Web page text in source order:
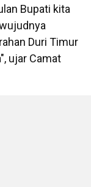
Bupati kita
Duri Timur
ujar Camat